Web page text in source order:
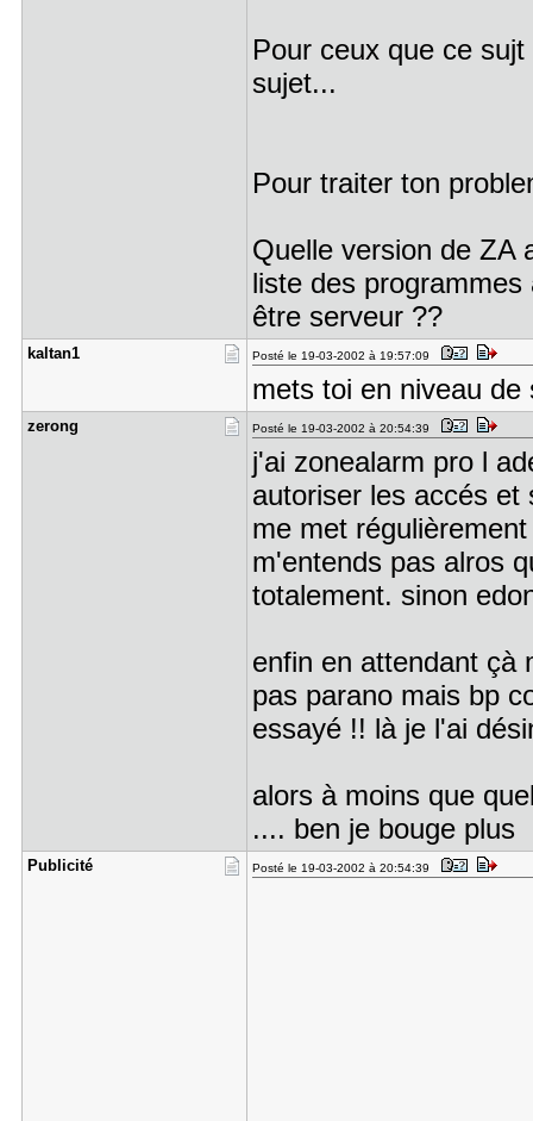
Pour ceux que ce
sujet...
Pour traiter ton
Quelle version de ZA
liste des
être serveur ??
kaltan1 Posté le 19-03-2002 à 19:57:09
mets toi en niveau
zerong Posté le 19-03-2002 à 20:54:39
j'ai zonealarm pro l
autoriser les accés et
me met
m'entends pas alros
totalement. sinon
enfin en attendant çà
pas parano mais bp
essayé !! là je l'ai
alors à moins que
.... ben je bouge plus
Publicité Posté le 19-03-2002 à 20:54:39